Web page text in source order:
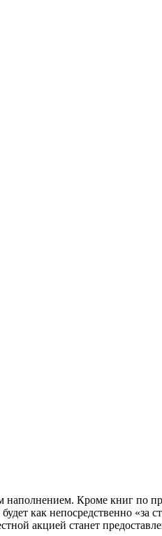
наполнением. Кроме книг по
как непосредственно «за
акцией станет